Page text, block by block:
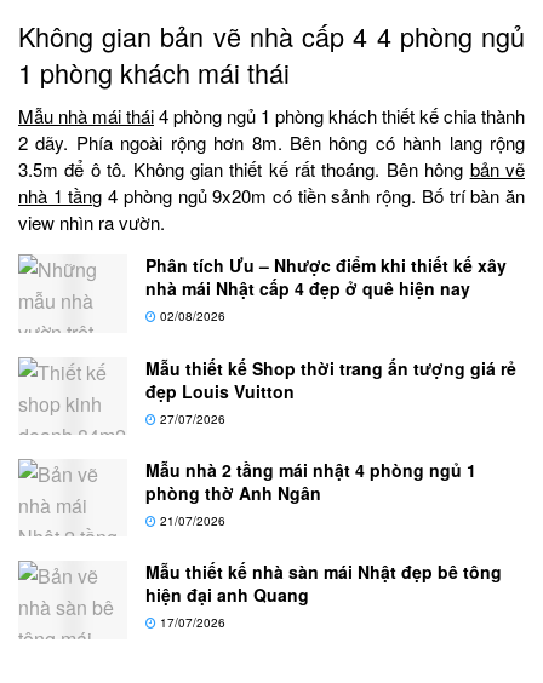
Không gian bản vẽ nhà cấp 4 4 phòng ngủ
1 phòng khách mái thái
Mẫu nhà mái thái4 phòng ngủ 1 phòng khách thiết kế chia thành
2 dãy. Phía ngoài rộng hơn 8m. Bên hông có hành lang rộng
3.5m để ô tô. Không gian thiết kế rất thoáng. Bên hông bản vẽ
nhà 1 tầng 4 phòng ngủ 9x20m có tiền sảnh rộng. Bố trí bàn ăn
view nhìn ra vườn.
Phân tích Ưu – Nhược điểm khi thiết kế xây
nhà mái Nhật cấp 4 đẹp ở quê hiện nay
02/08/2026
Mẫu thiết kế Shop thời trang ấn tượng giá rẻ
đẹp Louis Vuitton
27/07/2026
Mẫu nhà 2 tầng mái nhật 4 phòng ngủ 1
phòng thờ Anh Ngân
21/07/2026
Mẫu thiết kế nhà sàn mái Nhật đẹp bê tông
hiện đại anh Quang
17/07/2026